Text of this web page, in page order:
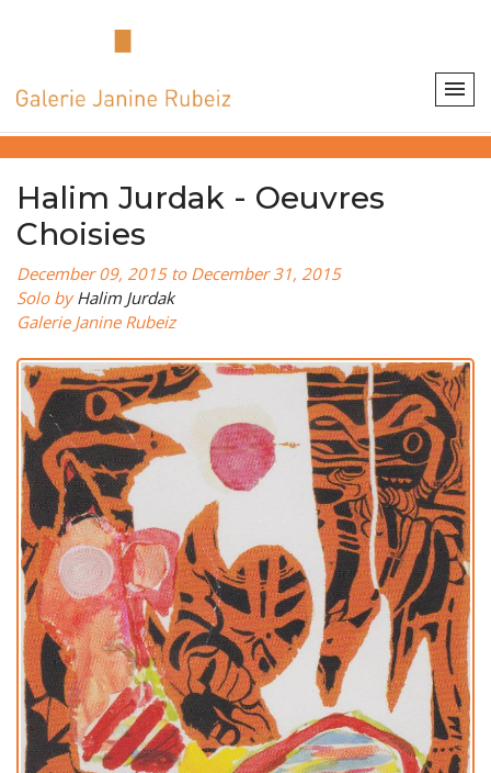
Halim Jurdak - Oeuvres
Choisies
December 09, 2015 to December 31, 2015
Solo byHalim Jurdak
Galerie Janine Rubeiz